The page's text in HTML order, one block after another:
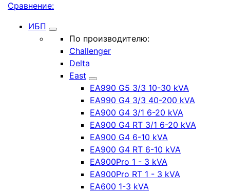
Сравнение:
ИБП
По производителю:
Challenger
Delta
East
EA990 G5 3/3 10-30 kVA
EA990 G4 3/3 40-200 kVA
EA900 G4 3/1 6-20 kVA
EA900 G4 RT 3/1 6-20 kVA
EA900 G4 6-10 kVA
EA900 G4 RT 6-10 kVA
EA900Pro 1 - 3 kVA
EA900Pro RT 1 - 3 kVA
EA600 1-3 kVA